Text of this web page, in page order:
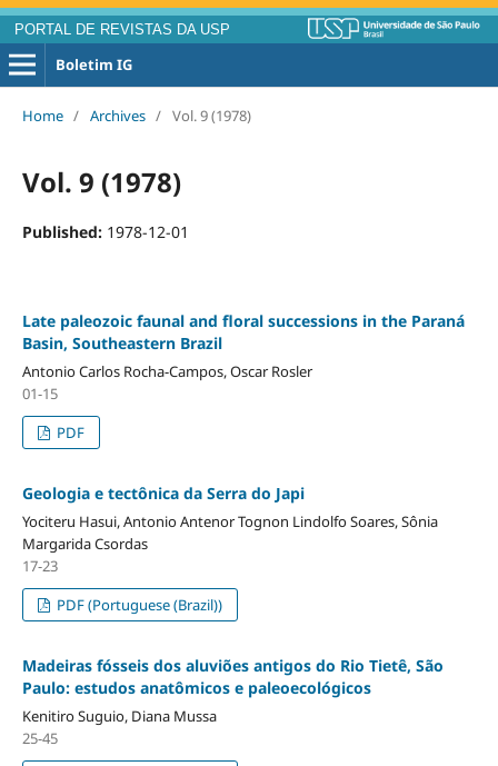
PORTAL DE REVISTAS DA USP
Boletim IG
Home / Archives / Vol. 9 (1978)
Vol. 9 (1978)
Published: 1978-12-01
Late paleozoic faunal and floral successions in the Paraná
Basin, Southeastern Brazil
Antonio Carlos Rocha-Campos, Oscar Rosler
01-15
PDF
Geologia e tectônica da Serra do Japi
Yociteru Hasui, Antonio Antenor Tognon Lindolfo Soares, Sônia
Margarida Csordas
17-23
PDF (Portuguese (Brazil))
Madeiras fósseis dos aluviões antigos do Rio Tietê, São
Paulo: estudos anatômicos e paleoecológicos
Kenitiro Suguio, Diana Mussa
25-45